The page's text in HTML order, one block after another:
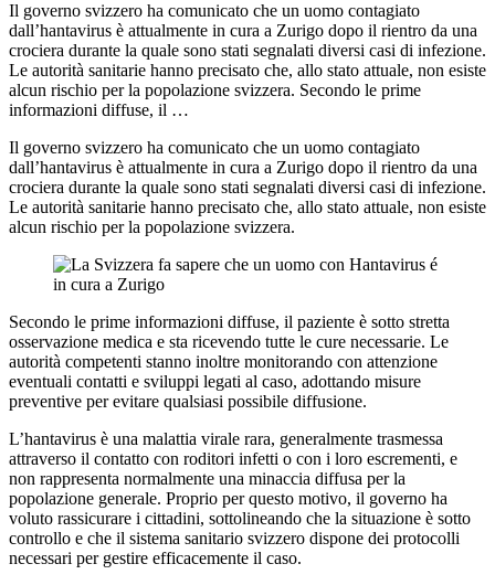
Il governo svizzero ha comunicato che un uomo contagiato
dall’hantavirus è attualmente in cura a Zurigo dopo il rientro da una
crociera durante la quale sono stati segnalati diversi casi di infezione.
Le autorità sanitarie hanno precisato che, allo stato attuale, non esiste
alcun rischio per la popolazione svizzera. Secondo le prime
informazioni diffuse, il …
Il governo svizzero ha comunicato che un uomo contagiato
dall’hantavirus è attualmente in cura a Zurigo dopo il rientro da una
crociera durante la quale sono stati segnalati diversi casi di infezione.
Le autorità sanitarie hanno precisato che, allo stato attuale, non esiste
alcun rischio per la popolazione svizzera.
Secondo le prime informazioni diffuse, il paziente è sotto stretta
osservazione medica e sta ricevendo tutte le cure necessarie. Le
autorità competenti stanno inoltre monitorando con attenzione
eventuali contatti e sviluppi legati al caso, adottando misure
preventive per evitare qualsiasi possibile diffusione.
L’hantavirus è una malattia virale rara, generalmente trasmessa
attraverso il contatto con roditori infetti o con i loro escrementi, e
non rappresenta normalmente una minaccia diffusa per la
popolazione generale. Proprio per questo motivo, il governo ha
voluto rassicurare i cittadini, sottolineando che la situazione è sotto
controllo e che il sistema sanitario svizzero dispone dei protocolli
necessari per gestire efficacemente il caso.